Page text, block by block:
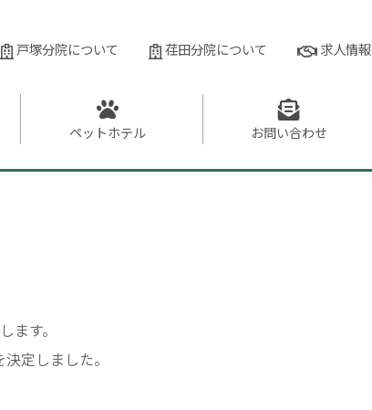
戸塚分院について 荏田分院について 求人情報
ペットホテル お問い合わせ
ます。
定しました。